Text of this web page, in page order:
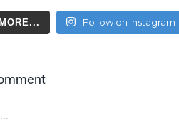
Follow on Instagram